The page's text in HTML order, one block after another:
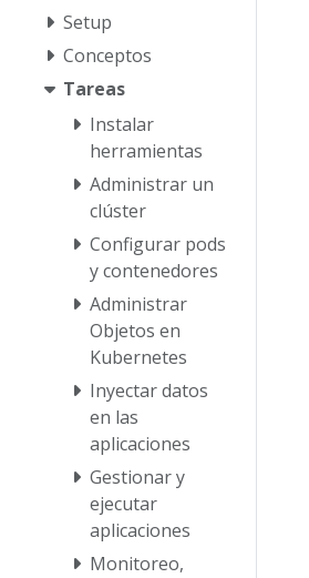
Setup
Conceptos
Tareas
Instalar
herramientas
Administrar un
clúster
Configurar pods
y contenedores
Administrar
Objetos en
Kubernetes
Inyectar datos
en las
aplicaciones
Gestionar y
ejecutar
aplicaciones
Monitoreo,